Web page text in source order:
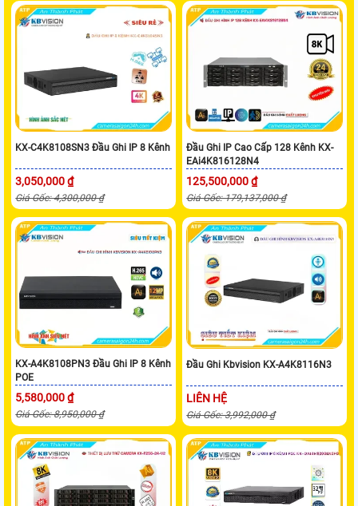
KX-C4K8108SN3 Đầu Ghi IP 8 Kênh
3,050,000 ₫
Giá Gốc: 4,300,000 ₫
Đầu Ghi IP Cao Cấp 128 Kênh KX-
EAi4K816128N4
125,500,000 ₫
Giá Gốc: 179,137,000 ₫
KX-A4K8108PN3 Đầu Ghi IP 8 Kênh
POE
5,580,000 ₫
Giá Gốc: 8,950,000 ₫
Đầu Ghi Kbvision KX-A4K8116N3
LIÊN HỆ
Giá Gốc: 3,992,000 ₫